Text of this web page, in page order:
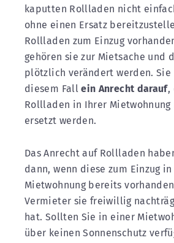
kaputten Rollladen nicht
ohne einen Ersatz
Rollladen zum Einzug
gehören sie zur Mietsache und
plötzlich verändert werden. Sie
diesem Fallein Anrecht darauf,
Rollladen in Ihrer
ersetzt werden.
Das Anrecht auf Rollladen
dann, wenn diese zum Einzug
Mietwohnung bereits
Vermieter sie freiwillig
hat. Sollten Sie in einer
über keinen Sonnenschutz